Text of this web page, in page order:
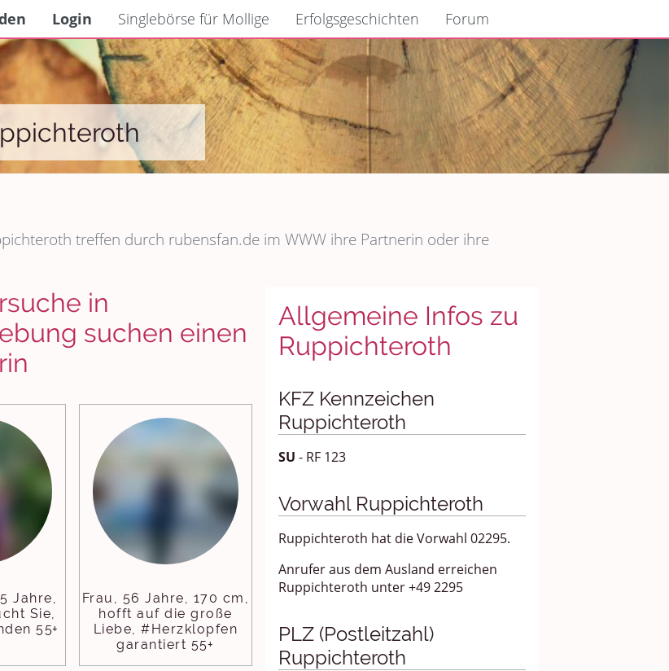
Login Singlebörse für Mollige Erfolgsgeschichten Forum
treffen durch rubensfan.de im WWW ihre Partnerin oder ihre
in
suchen einen
Jahre,
Sie,
55+
Frau, 56 Jahre, 170 cm,
hofft auf die große
Liebe, #Herzklopfen
garantiert 55+
Allgemeine Infos zu
Ruppichteroth
KFZ Kennzeichen
Ruppichteroth
SU - RF 123
Vorwahl Ruppichteroth
Ruppichteroth hat die Vorwahl 02295.
Anrufer aus dem Ausland erreichen
Ruppichteroth unter +49 2295
PLZ (Postleitzahl)
Ruppichteroth